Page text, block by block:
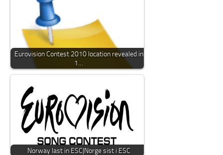
Eurovision Contest 2010 location revealed in
1…
Norway last in ESC|Norge sist i ESC